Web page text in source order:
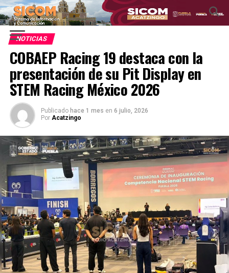
NOTICIAS
COBAEP Racing 19 destaca con la
presentación de su Pit Display en
STEM Racing México 2026
Publicado hace 1 mes en 6 julio, 2026
Por Acatzingo